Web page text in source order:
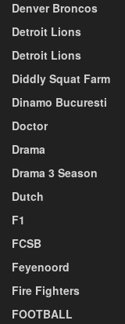
Denver Broncos
Detroit Lions
Detroit Lions
Diddly Squat Farm
Dinamo Bucuresti
Doctor
Drama
Drama 3 Season
Dutch
F1
FCSB
Feyenoord
Fire Fighters
FOOTBALL